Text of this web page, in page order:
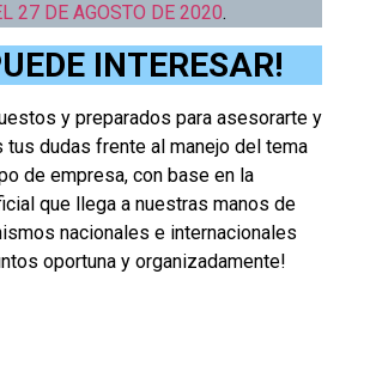
27 DE AGOSTO DE 2020.
INTERESAR!
y preparados para asesorarte y
dudas frente al manejo del tema
de empresa, con base en la
que llega a nuestras manos de
nacionales e internacionales
oportuna y organizadamente!